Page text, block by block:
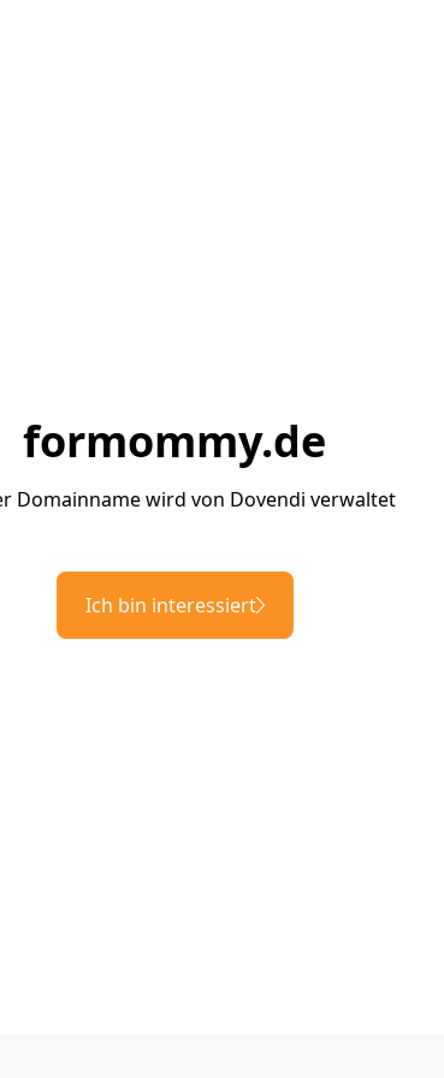
formommy.de
Domainname wird von Dovendi verwaltet
Ich bin interessiert